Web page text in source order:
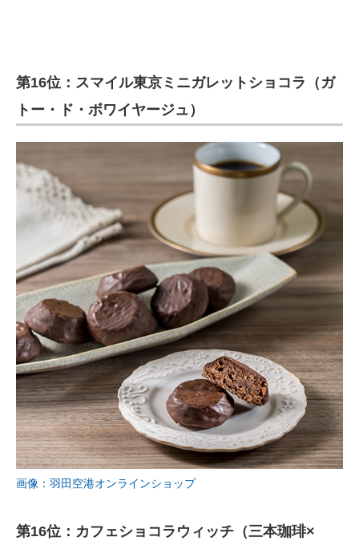
第16位：スマイル東京ミニガレットショコラ（ガ
トー・ド・ボワイヤージュ）
画像：羽田空港オンラインショップ
第16位：カフェショコラウィッチ（三本珈琲×